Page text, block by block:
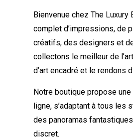
Bienvenue chez The
complet d’impressions, de
créatifs, des designers et
collectons le meilleur de
d’art encadré et le rendons
Notre boutique propose une
ligne, s’adaptant à tous les
des panoramas
discret.